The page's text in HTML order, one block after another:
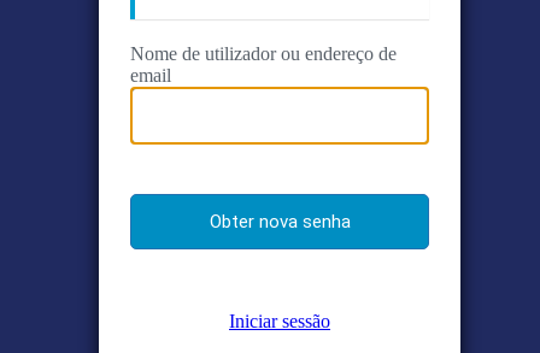
Nome de utilizador ou endereço de
email
Iniciar sessão